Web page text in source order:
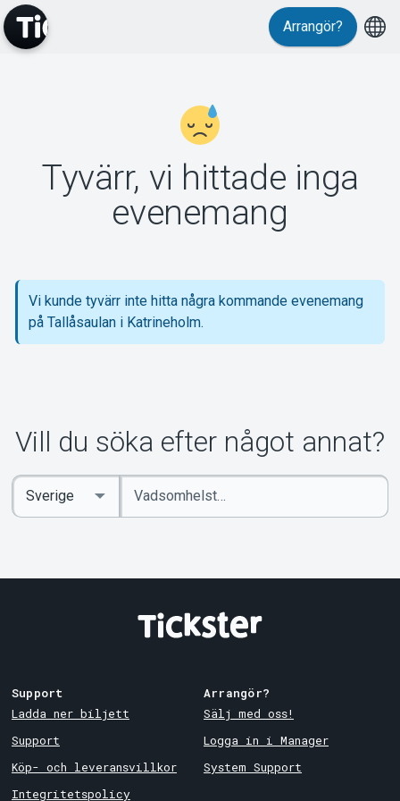
Support
Om Tickster
Arrangör?
Tyvärr, vi hittade inga
evenemang
Vi kunde tyvärr inte hitta några kommande evenemang
på Tallåsaulan i Katrineholm.
Vill du söka efter något annat?
Ange
sökord
Select
Country
Support
Ladda ner biljett
Support
Köp- och leveransvillkor
Integritetspolicy
Arrangör?
Sälj med oss!
Logga in i Manager
System Support